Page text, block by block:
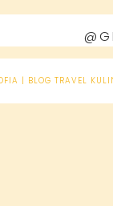
| BLOG TRAVEL